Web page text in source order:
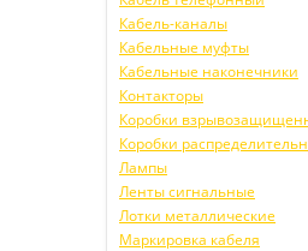
Кабель-каналы
Кабельные муфты
Кабельные наконечники
Контакторы
Коробки
Коробки
Лампы
Ленты сигнальные
Лотки металлические
Маркировка кабеля